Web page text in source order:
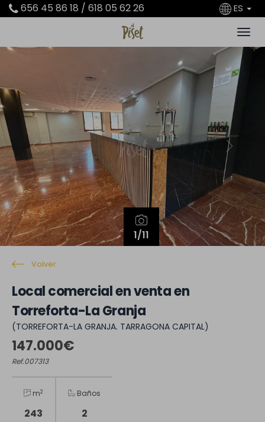
656 45 86 18 / 618 05 62 26 ES
1/11
Previous
Volver
Local comercial en venta en
Torreforta-La Granja
(TORREFORTA-LA GRANJA. TARRAGONA CAPITAL)
147.000€
Ref.007313
m2
243
Baños
2